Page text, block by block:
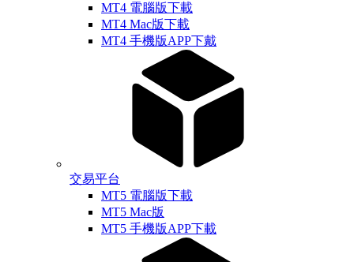
MT4 電腦版下載
MT4 Mac版下載
MT4 手機版APP下戴
交易平台
MT5 電腦版下載
MT5 Mac版
MT5 手機版APP下載